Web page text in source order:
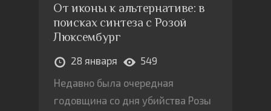
От иконы к альтернативе: в
поисках синтеза с Розой
Люксембург
28 января
549
Недавно была очередная
годовщина со дня убийства Розы